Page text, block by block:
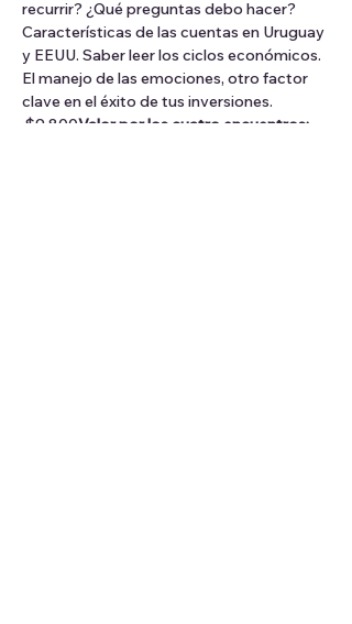
recurrir? ¿Qué preguntas debo hacer?
Características de las cuentas en Uruguay
y EEUU. Saber leer los ciclos económicos.
El manejo de las emociones, otro factor
clave en el éxito de tus inversiones.
$9.800Valor por los cuatro encuentros: